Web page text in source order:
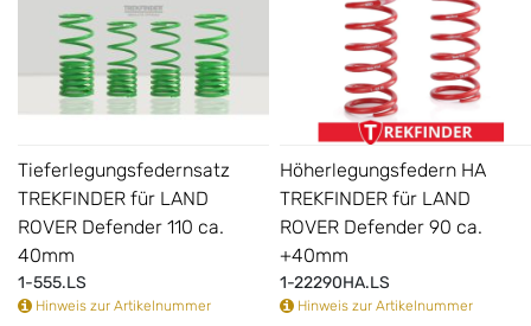
Tieferlegungsfedernsatz
TREKFINDER für LAND
ROVER Defender 110 ca.
40mm
1-555.LS
Hinweis zur Artikelnummer
Höherlegungsfedern HA
TREKFINDER für LAND
ROVER Defender 90 ca.
+40mm
1-22290HA.LS
Hinweis zur Artikelnummer